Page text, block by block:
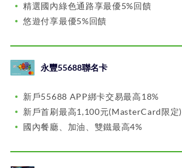
精選國內綠色通路享最優5%回饋
悠遊付享最優5%回饋
永豐55688聯名卡
新戶55688 APP綁卡交易最高18%
新戶首刷最高1,100元(MasterCard限定)
國內餐廳、加油、雙鐵最高4%